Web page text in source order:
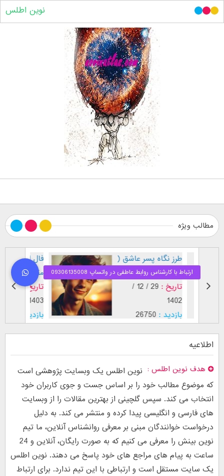
نوین اطلس
مطالب ویژه
فال
مقابل
تاریخ :
طرز نگاه پسر عاشق (
بر اساس [...]
تاریخ :
بازدید :26750
اطلاعیه
هدف نوین اطلس
نوین اطلس یک وبسایت پژوهشی است
که موضوع مطالب خود را بر اساس جست و جوی کاربران خود
انتخاب می کند. سپس گلچینی از بهترین مقالات را از وبسایت
های فارسی و انگلیسی پیدا کرده و منتشر می کند. به دلیل
درخواست خوانندگان مبنی بر معرفی روانشناس آنلاین، ما تیم
نوین بینش را معرفی می کنیم که به صورت رایگان، آنلاین و 24
ساعت به پیام های مراجع های خود پاسخ می دهند. نوین اطلس
یک سایت مستقل است و ارتباطی با این تیم ندارد. برای ارتباط